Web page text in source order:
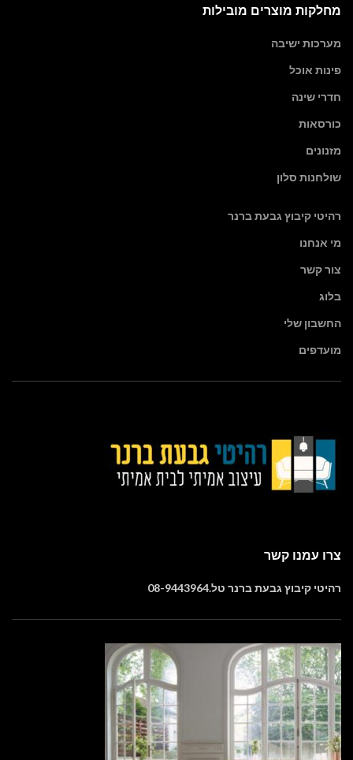
מחלקות מוצרים מובילות
מערכות ישיבה
פינות אוכל
חדרי שינה
כורסאות
מזנונים
שולחנות סלון
רהיטי קיבוץ גבעת ברנר
מי אנחנו
צור קשר
בלוג
החשבון שלי
מועדפים
צרו עמנו קשר
רהיטי קיבוץ גבעת ברנר טל.08-9443964